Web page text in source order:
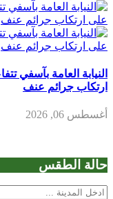
النيابة العامة
ارتكاب جرائم عنف
أغسطس 06, 2026
حالة الطقس